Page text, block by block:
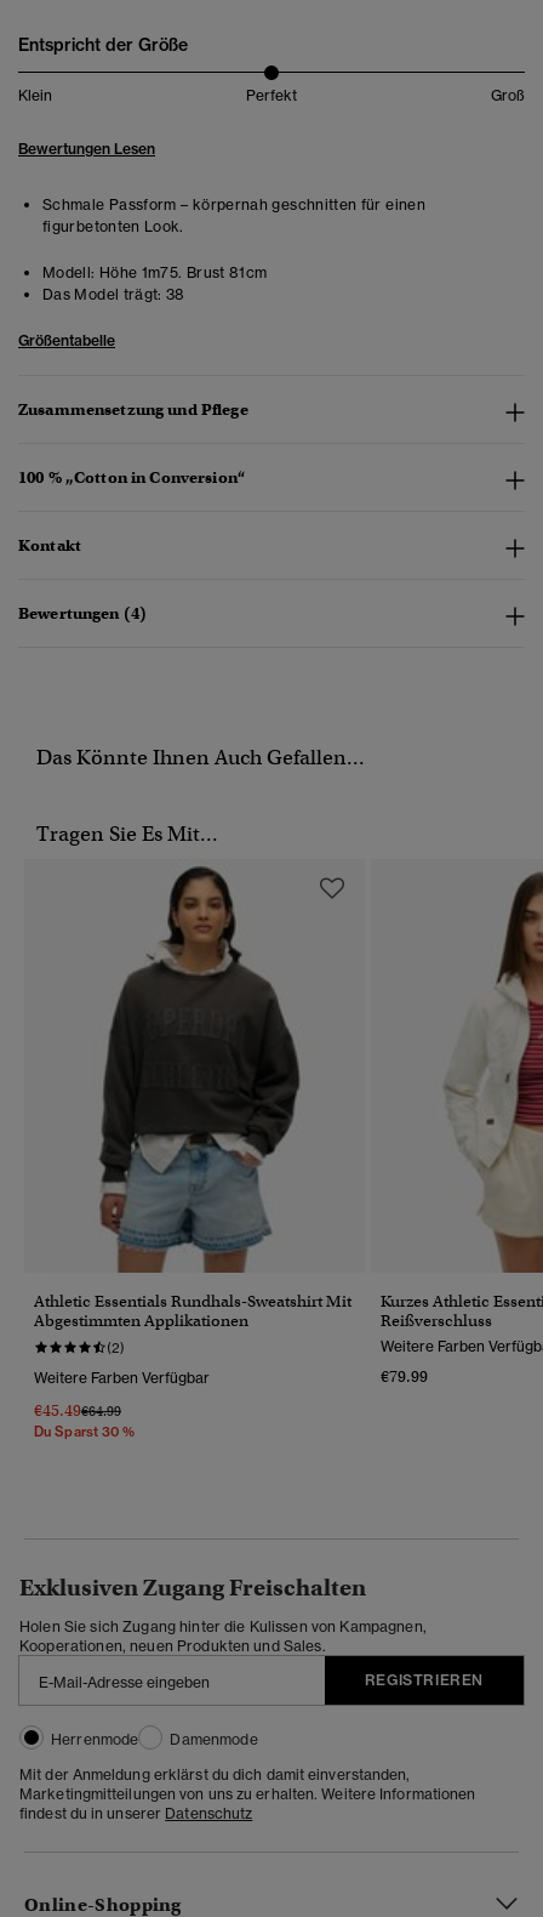
Entspricht der Größe
Klein Perfekt Groß
Bewertungen Lesen
Schmale Passform – körpernah geschnitten für einen
figurbetonten Look.
Modell: Höhe 1m75. Brust 81cm
Das Model trägt: 38
Größentabelle
Zusammensetzung und Pflege
100 % „Cotton in Conversion“
Kontakt
Bewertungen (4)
Das Könnte Ihnen Auch Gefallen...
Tragen Sie Es Mit...
Athletic Essentials Rundhals-Sweatshirt Mit
Abgestimmten Applikationen
(2)
Weitere Farben Verfügbar
€45.49Preis Wurde Reduziert Von
€64.99Bis
Du Sparst 30 %
Kurzes Athletic
Reißverschluss
Weitere Farben
€79.99
Exklusiven Zugang Freischalten
Holen Sie sich Zugang hinter die Kulissen von Kampagnen,
Kooperationen, neuen Produkten und Sales.
REGISTRIEREN
Herrenmode
Damenmode
Mit der Anmeldung erklärst du dich damit einverstanden,
Marketingmitteilungen von uns zu erhalten. Weitere Informationen
findest du in unserer Datenschutz
Online-Shopping